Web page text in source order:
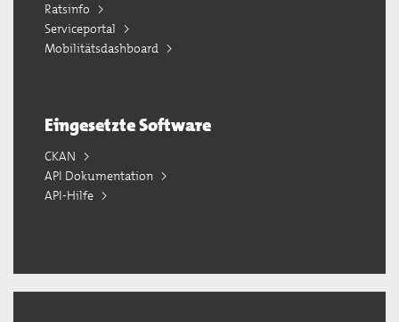
Ratsinfo
Serviceportal
Mobilitätsdashboard
Eingesetzte Software
CKAN
API Dokumentation
API-Hilfe